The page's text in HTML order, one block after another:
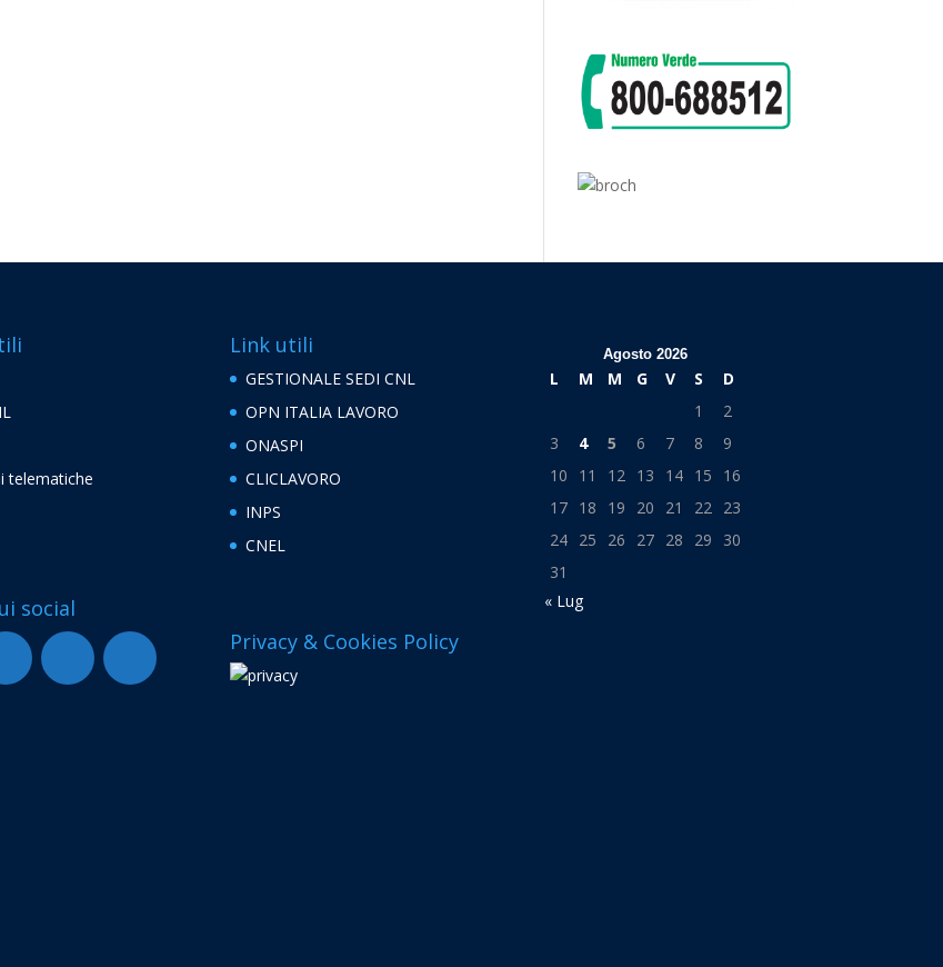
telematiche
social
Link utili
GESTIONALE SEDI CNL
OPN ITALIA LAVORO
ONASPI
CLICLAVORO
INPS
CNEL
Privacy & Cookies Policy
Agosto 2026
L M M G V S
D
1
2
3
4 5 6 7 8
9
10
11 12 13 14 15
16
17 18 19 20 21 22
23
24 25 26 27 28 29
30
31
« Lug